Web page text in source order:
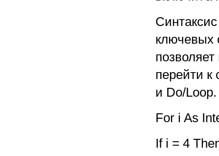
ключевых
перейти к
и Do/
For i As
If i = 4